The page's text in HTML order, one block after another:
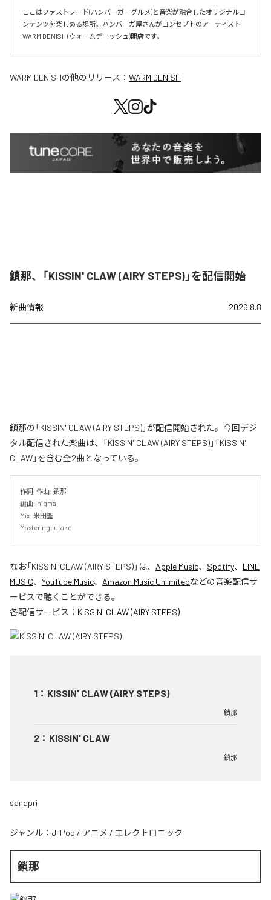
ここはファストフード(ハンバーガーグルメ)と音楽が融合したオリジナルコ
ンテンツを楽しめる場所。ハンバーガ屋さんがコンセプトのアーティスト
WARM DENISH (ウォームデニッシュ)開店です。
WARM DENISHの他のリリース： WARM DENISH
鎖那、「KISSIN' CLAW (AIRY STEPS)」を配信開始
新曲情報 2026.8.8
鎖那の「KISSIN' CLAW (AIRY STEPS)」が配信開始された。今回デジ
タル配信された楽曲は、「KISSIN' CLAW (AIRY STEPS)」「KISSIN'
CLAW」を含む全2曲となっている。
作詞, 作曲: 鎖那
編曲: higma
Mix: 米田聖
Mastering: utako
なお「KISSIN' CLAW (AIRY STEPS)」は、 Apple Music、 Spotify、 LINE
MUSIC、 YouTube Music、 Amazon Music Unlimitedなどの音楽配信サ
ービスで聴くことができる。
各配信サービス： KISSIN' CLAW (AIRY STEPS)
1 ： KISSIN' CLAW (AIRY STEPS)
鎖那
2 ： KISSIN' CLAW
鎖那
sanapri
ジャンル： J-Pop / アニメ / エレクトロニック
鎖那